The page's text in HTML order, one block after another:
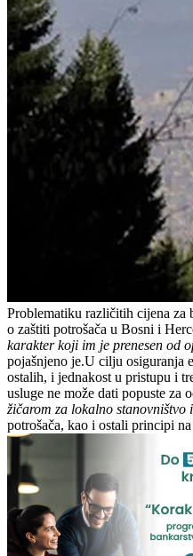
Problematiku različitih cijena za
o zaštiti potrošača u Bosni i
karakter koji im je prenesen od
pojašnjeno je.U cilju osiguranja
ostalih, i jednakost u pristupu i
usluge ne može dati popuste za
žičarom za lokalno
potrošača, kao i ostali principi